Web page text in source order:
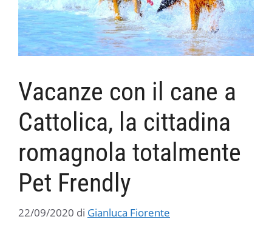
Vacanze con il cane a
Cattolica, la cittadina
romagnola totalmente
Pet Frendly
22/09/2020 di Gianluca Fiorente